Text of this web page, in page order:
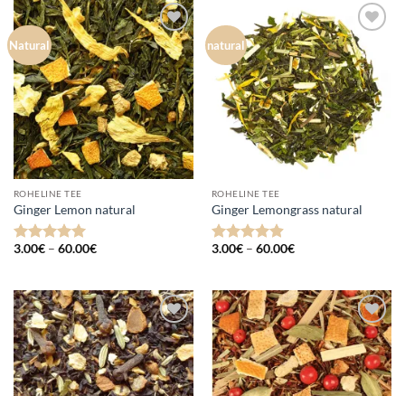
Natural
Lisa
lemmikuks
ROHELINE TEE
Ginger Lemon natural
Hinnanguga
3.00€ – 60.00€Hinnavahemik:
natural
Lisa
lemmikuks
ROHELINE TEE
Ginger Lemongrass natural
Hinnanguga
3.00€ – 60.00€Hinnavahemik:
Lisa
lemmikuks
Lisa
lemmikuks